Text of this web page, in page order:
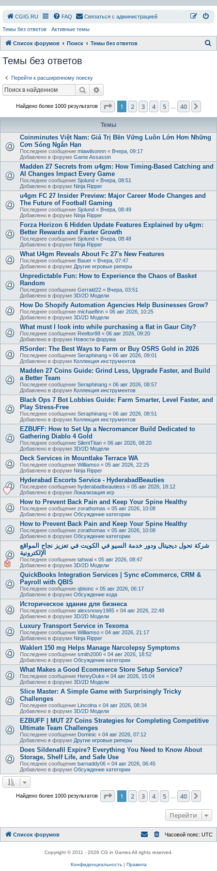
СGIG.RU FAQ Связаться с администрацией
Темы без ответов Активные темы
Список форумов Поиск Темы без ответов
Темы без ответов
Перейти к расширенному поиску
Поиск
Найдено более 1000 результатов Страница из 40
1 2 3 4 5 40
Темы
Coinminutes Việt Nam: Giá Trị Bền Vững Luôn Lớn Hơn Những
Cơn Sóng Ngắn Hạn
Последнее сообщение miawilsonnn « Вчера, 09:17
Добавлено в форуме Game Assassin
Madden 27 Secrets from u4gm: How Timing-Based Catching and
AI Changes Impact Every Game
Последнее сообщение Sjolund « Вчера, 08:51
Добавлено в форуме Ninja Ripper
u4gm FC 27 Insider Preview: Major Career Mode Changes and
The Future of Football Gaming
Последнее сообщение Sjolund « Вчера, 08:49
Добавлено в форуме Ninja Ripper
Forza Horizon 6 Hidden Update Features Explained by u4gm:
Better Rewards and Faster Growth
Последнее сообщение Sjolund « Вчера, 08:48
Добавлено в форуме Ninja Ripper
What U4gm Reveals About Fc 27's New Features
Последнее сообщение Bauer « Вчера, 07:47
Добавлено в форуме Другие игровые риперы
Unpredictable Fun: How to Experience the Chaos of Basket
Random
Последнее сообщение Gerrald22 « Вчера, 03:51
Добавлено в форуме 3D/2D Модели
How Do Shopify Automation Agencies Help Businesses Grow?
Последнее сообщение michaelfinn « 06 авг 2026, 10:25
Добавлено в форуме 3D/2D Модели
What must I look into while purchasing a flat in Gaur City?
Последнее сообщение Reeltor88 « 06 авг 2026, 09:20
Добавлено в форуме Новости форума
RSorder: The Best Ways to Farm or Buy OSRS Gold in 2026
Последнее сообщение Seraphinang « 06 авг 2026, 09:01
Добавлено в форуме Коллекция инструментов
Madden 27 Coins Guide: Grind Less, Upgrade Faster, and Build
a Better Team
Последнее сообщение Seraphinang « 06 авг 2026, 08:57
Добавлено в форуме Коллекция инструментов
Black Ops 7 Bot Lobbies Guide: Farm Smarter, Level Faster, and
Play Stress-Free
Последнее сообщение Seraphinang « 06 авг 2026, 08:51
Добавлено в форуме Коллекция инструментов
EZBUFF: How to Set Up a Necromancer Build Dedicated to
Gathering Diablo 4 Gold
Последнее сообщение SilentTitan « 06 авг 2026, 08:20
Добавлено в форуме 3D/2D Модели
Deck Services in Mountlake Terrace WA
Последнее сообщение Williamso « 05 авг 2026, 22:25
Добавлено в форуме Ninja Ripper
Hyderabad Escorts Service - HyderabadBeauties
Последнее сообщение hyderabadbeautiess « 05 авг 2026, 18:12
Добавлено в форуме Локализация игр
How to Prevent Back Pain and Keep Your Spine Healthy
Последнее сообщение zorathomas « 05 авг 2026, 10:08
Добавлено в форуме Обсуждение категории
How to Prevent Back Pain and Keep Your Spine Healthy
Последнее сообщение zorathomas « 05 авг 2026, 10:08
Добавлено в форуме Обсуждение категории
شركة تحول ديجيتال ودور خدمة السيو في الكويت في تعزيز نجاح المواقع
الإلكترونية
Последнее сообщение tahwal « 05 авг 2026, 08:47
Добавлено в форуме 3D/2D Модели
QuickBooks Integration Services | Sync eCommerce, CRM &
Payroll with QBIS
Последнее сообщение qbisinc « 05 авг 2026, 06:17
Добавлено в форуме Обсуждение кода
Историческое здание для бизнеса
Последнее сообщение alexsnowy1985 « 04 авг 2026, 22:48
Добавлено в форуме 3D/2D Модели
Luxury Transport Service in Texoma
Последнее сообщение Williamso « 04 авг 2026, 21:17
Добавлено в форуме Ninja Ripper
Waklert 150 mg Helps Manage Narcolepsy Symptoms
Последнее сообщение smith2000 « 04 авг 2026, 18:52
Добавлено в форуме Обсуждение категории
What Makes a Good Ecommerce Store Setup Service?
Последнее сообщение HenryDuke « 04 авг 2026, 15:04
Добавлено в форуме 3D/2D Модели
Slice Master: A Simple Game with Surprisingly Tricky
Challenges
Последнее сообщение Lincolna « 04 авг 2026, 08:34
Добавлено в форуме 3D/2D Модели
EZBUFF | MUT 27 Coins Strategies for Completing Competitive
Ultimate Team Challenges
Последнее сообщение Dominic « 04 авг 2026, 07:12
Добавлено в форуме Другие игровые риперы
Does Sildenafil Expire? Everything You Need to Know About
Storage, Shelf Life, and Safe Use
Последнее сообщение barnaddy06 « 04 авг 2026, 06:45
Добавлено в форуме Обсуждение категории
Найдено более 1000 результатов Страница из 40
1 2 3 4 5 40
Перейти
Список форумов Часовой пояс: UTC
Copyright © 2011 - 2026 CG in Games All rights reserved.
Конфиденциальность| Правила